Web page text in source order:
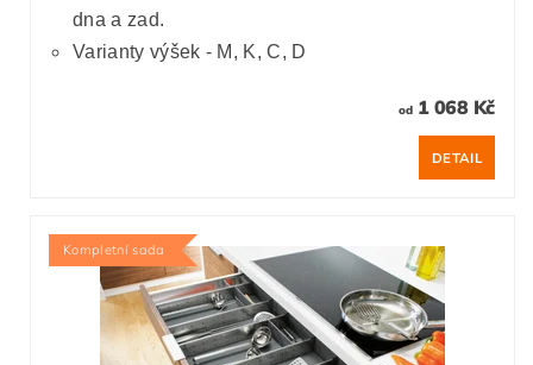
dna a zad.
Varianty výšek - M, K, C, D
od1 068 Kč
DETAIL
Kompletní sada